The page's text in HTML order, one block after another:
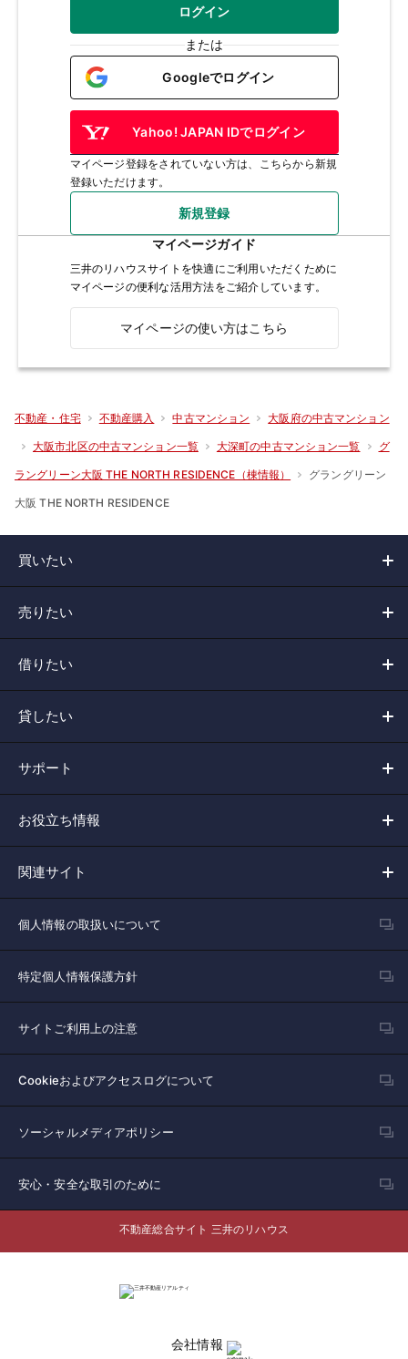
ログイン
または
Googleでログイン
Yahoo! JAPAN IDでログイン
マイページ登録をされていない方は、こちらから新規
登録いただけます。
新規登録
マイページガイド
三井のリハウスサイトを快適にご利用いただくために
マイページの便利な活用方法をご紹介しています。
マイページの使い方はこちら
不動産・住宅 不動産購入 中古マンション 大阪府の中古マンション
大阪市北区の中古マンション一覧 大深町の中古マンション一覧 グ
ラングリーン大阪 THE NORTH RESIDENCE（棟情報） グラングリーン
大阪 THE NORTH RESIDENCE
買いたい
売りたい
借りたい
貸したい
サポート
お役立ち情報
関連サイト
個人情報の取扱いについて
特定個人情報保護方針
サイトご利用上の注意
Cookieおよびアクセスログについて
ソーシャルメディアポリシー
安心・安全な取引のために
不動産総合サイト 三井のリハウス
会社情報